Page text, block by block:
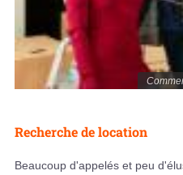
Recherche de location
Beaucoup d'appelés et peu